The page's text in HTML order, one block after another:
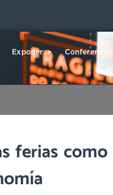
Exponer > Conferencias
ferias como